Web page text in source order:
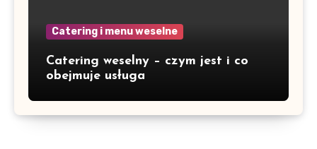
Catering i menu weselne
Catering weselny – czym jest i co
obejmuje usługa